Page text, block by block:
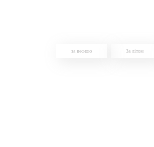
за весною За літом